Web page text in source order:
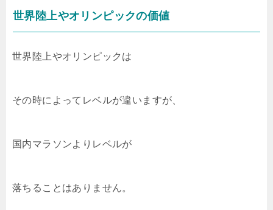
世界陸上やオリンピックの価値
世界陸上やオリンピックは
その時によってレベルが違いますが、
国内マラソンよりレベルが
落ちることはありません。